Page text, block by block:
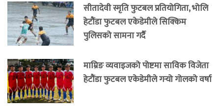
सीतादेवी स्मृति फुटबल प्रतियोगिता, भोलि
हेटौंडा फुटबल एकेडेमीले सिक्किम
पुलिसको सामना गर्दै
माम्रिङ व्यवाइजको पोष्टमा साविक विजेता
हेटौंडा फुटबल एकेडेमीले गर्‍यो गोलको वर्षा